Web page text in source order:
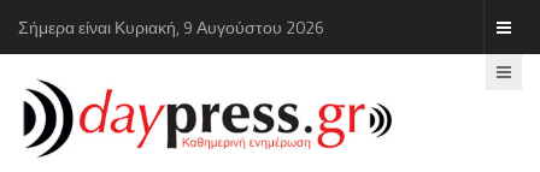
Σήμερα είναι Κυριακή, 9 Αυγούστου 2026